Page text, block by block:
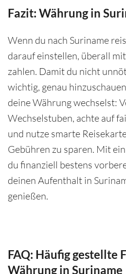
Fazit: Währung in
Wenn du nach Suriname
darauf einstellen, überall
zahlen. Damit du nicht
wichtig, genau
deine Währung wechselst:
Wechselstuben, achte auf
und nutze smarte
Gebühren zu sparen. Mit
du finanziell bestens
deinen Aufenthalt in
genießen.
FAQ: Häufig gestellte
Währung in Suriname